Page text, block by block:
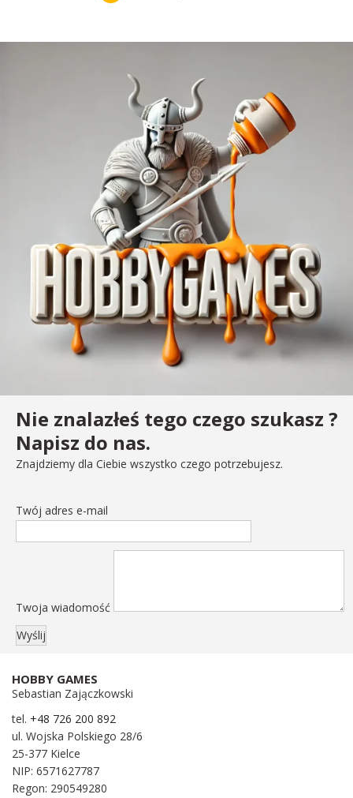
Nie znalazłeś tego czego szukasz ?
Napisz do nas.
Znajdziemy dla Ciebie wszystko czego potrzebujesz.
Twój adres e-mail
Twoja wiadomość
HOBBY GAMES
Sebastian Zajączkowski
tel. +48 726 200 892
ul. Wojska Polskiego 28/6
25-377 Kielce
NIP: 6571627787
Regon: 290549280